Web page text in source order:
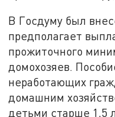
В Госдуму был
предполагает
прожиточного
домохозяев.
неработающих
домашним
детьми старше 1,5